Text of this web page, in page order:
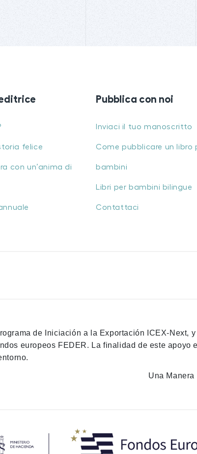
felice
con un’anima di
Pubblica con noi
Inviaci il tuo manoscritto
Come pubblicare un libro
bambini
Libri per bambini bilingue
Contattaci
de Iniciación a la Exportación ICEX-Next,
europeos FEDER. La finalidad de este apoyo
Una